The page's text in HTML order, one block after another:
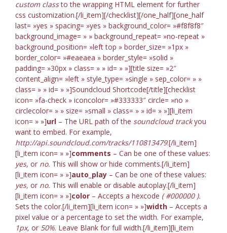
custom classto the wrapping HTML element for further
css customization.[/li_item][/checklist][/one_half][one_half
last= »yes » spacing= »yes » background_color= »#f8f8f8″
background_image= » » background_repeat= »no-repeat »
background_position= »left top » border_size= »1px »
border_color= »#eaeaea » border_style= »solid »
padding= »30px » class= » » id= » »][title size= »2″
content_align= »left » style_type= »single » sep_color= » »
class= » » id= » »]Soundcloud Shortcode[/title][checklist
icon= »fa-check » iconcolor= »#333333″ circle= »no »
circlecolor= » » size= »small » class= » » id= » »][li_item
icon= » »]url – The URL path of the soundcloud trackyou
want to embed. For example,
http://api.soundcloud.com/tracks/110813479.[/li_item]
[li_item icon= » »]comments – Can be one of these values:
yes, or no. This will show or hide comments.[/li_item]
[li_item icon= » »]auto_play – Can be one of these values:
yes, or no. This will enable or disable autoplay.[/li_item]
[li_item icon= » »]color – Accepts a hexcode ( #000000 ).
Sets the color.[/li_item][li_item icon= » »]width – Accepts a
pixel value or a percentage to set the width. For example,
1px, or 50%. Leave Blank for full width.[/li_item][li_item